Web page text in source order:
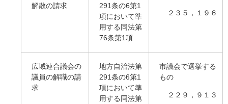
解散の請求
291条の6第1
項において準
用する同法第
76条第1項
２３５，１９６
広域連合議会の
議員の解職の請
求
地方自治法第
291条の6第1
項において準
用する同法第
市議会で選挙する
もの
２２９，９１３